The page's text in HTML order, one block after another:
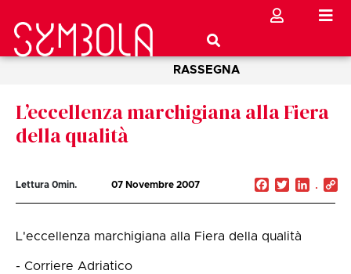
RASSEGNA
L’eccellenza marchigiana alla Fiera
della qualità
Lettura 0min. 07 Novembre 2007 Facebook
Twitter
L'eccellenza marchigiana alla Fiera della qualità
- Corriere Adriatico